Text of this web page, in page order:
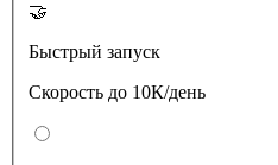
🤝
Быстрый запуск
Скорость до 10К/день